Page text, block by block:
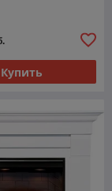
Купить